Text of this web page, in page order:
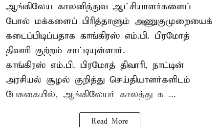
ஆங்கிலேய காலனித்துவ ஆட்சியாளர்களைப்
போல் மக்களைப் பிரித்தாளும் அணுகுமுறையைக்
கடைப்பிடிப்பதாக காங்கிரஸ் எம்.பி. பிரமோத்
திவாரி குற்றம் சாட்டியுள்ளார்.
காங்கிரஸ் எம்.பி. பிரமோத் திவாரி, நாட்டின்
அரசியல் சூழல் குறித்து செய்தியாளர்களிடம்
பேசுகையில், ஆங்கிலேயர் காலத்து க ...
Read More